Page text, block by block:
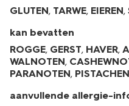
GLUTEN, TARWE, EIEREN,
kan bevatten
ROGGE, GERST, HAVER,
WALNOTEN,
PARANOTEN,
aanvullende allergie-